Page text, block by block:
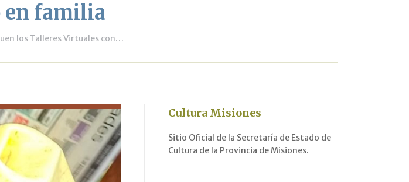
en familia
los Talleres Virtuales con…
Cultura Misiones
Sitio Oficial de la Secretaría de Estado de
Cultura de la Provincia de Misiones.